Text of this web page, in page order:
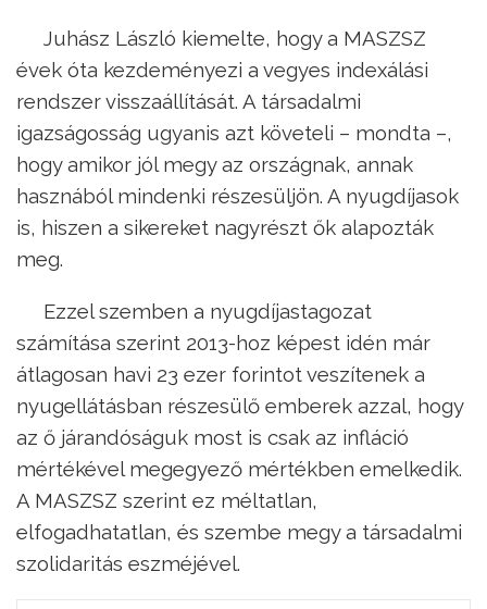
Juhász László kiemelte, hogy a MASZSZ
évek óta kezdeményezi a vegyes indexálási
rendszer visszaállítását. A társadalmi
igazságosság ugyanis azt követeli – mondta –,
hogy amikor jól megy az országnak, annak
hasznából mindenki részesüljön. A nyugdíjasok
is, hiszen a sikereket nagyrészt ők alapozták
meg.
Ezzel szemben a nyugdíjastagozat
számítása szerint 2013-hoz képest idén már
átlagosan havi 23 ezer forintot veszítenek a
nyugellátásban részesülő emberek azzal, hogy
az ő járandóságuk most is csak az infláció
mértékével megegyező mértékben emelkedik.
A MASZSZ szerint ez méltatlan,
elfogadhatatlan, és szembe megy a társadalmi
szolidaritás eszméjével.